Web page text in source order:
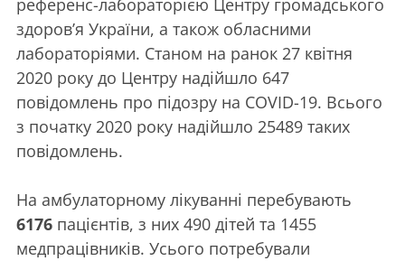
референс-лабораторією Центру громадського
здоров’я України, а також обласними
лабораторіями. Станом на ранок 27 квітня
2020 року до Центру надійшло 647
повідомлень про підозру на COVID-19. Всього
з початку 2020 року надійшло 25489 таких
повідомлень.
На амбулаторному лікуванні перебувають
6176 пацієнтів, з них 490 дітей та 1455
медпрацівників. Усього потребували